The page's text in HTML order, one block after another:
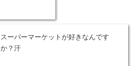
スーパーマーケットが好きなんです
か？汗